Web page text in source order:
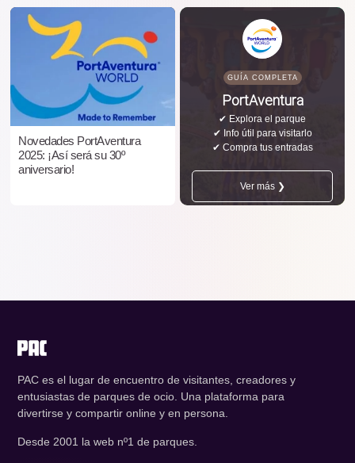
Novedades PortAventura
2025: ¡Así será su 30º
aniversario!
GUÍA COMPLETA
PortAventura
✔ Explora el parque
✔ Info útil para visitarlo
✔ Compra tus entradas
Ver más ❯
PAC es el lugar de encuentro de visitantes, creadores y
entusiastas de parques de ocio. Una plataforma para
divertirse y compartir online y en persona.
Desde 2001 la web nº1 de parques.